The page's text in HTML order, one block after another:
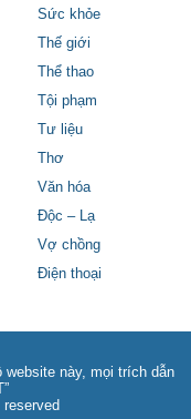
Sức khỏe
Thế giới
Thể thao
Tội phạm
Tư liệu
Thơ
Văn hóa
Độc – Lạ
Vợ chồng
Điện thoại
này, mọi trích dẫn